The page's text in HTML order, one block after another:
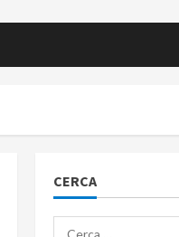
CERCA
Ricerca